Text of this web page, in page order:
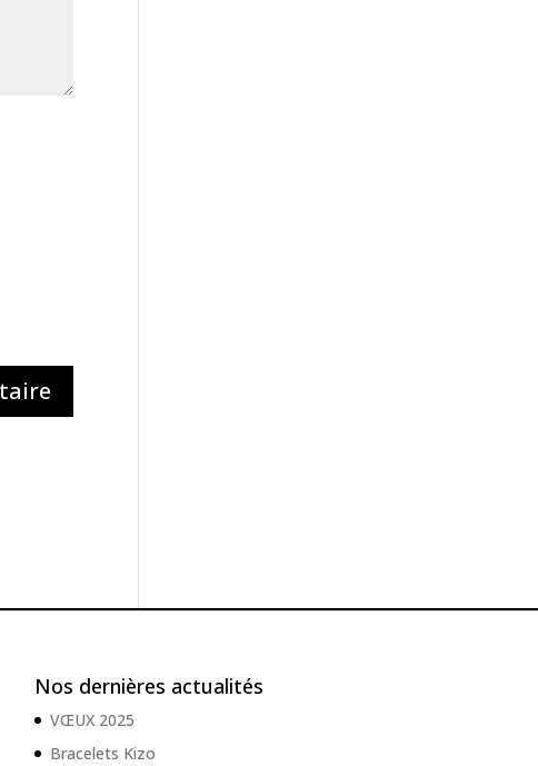
Nos dernières actualités
VŒUX 2025
Bracelets Kizo